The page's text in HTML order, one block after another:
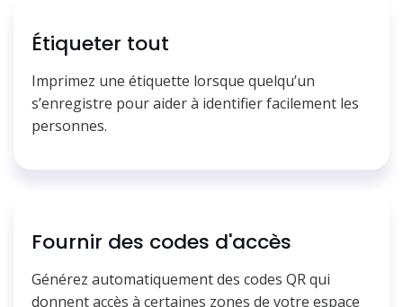
Étiqueter tout
Imprimez une étiquette lorsque quelqu’un
s’enregistre pour aider à identifier facilement les
personnes.
Fournir des codes d'accès
Générez automatiquement des codes QR qui
donnent accès à certaines zones de votre espace